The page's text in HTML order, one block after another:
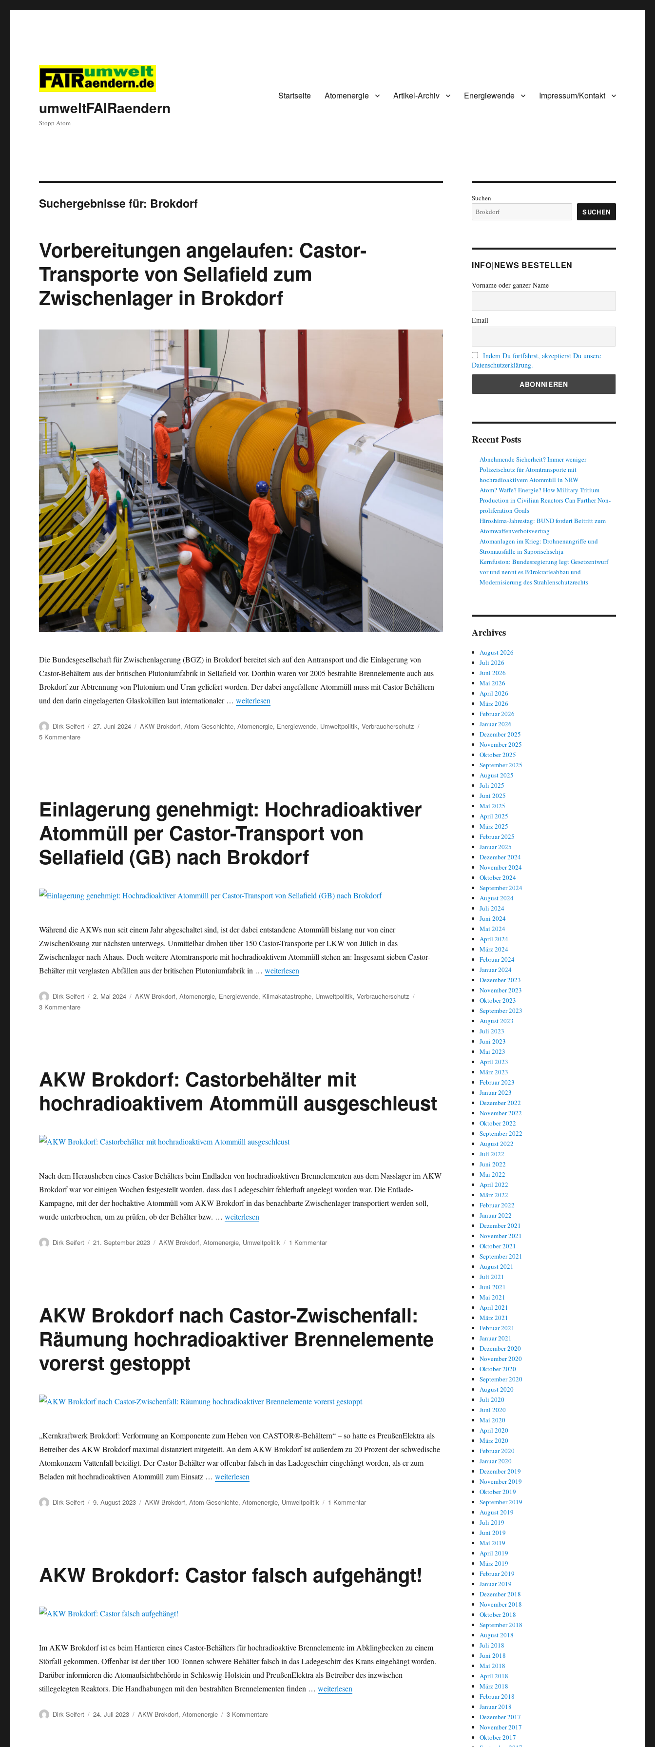
umweltFAIRaendern
Stopp Atom
Startseite Atomenergie Artikel-Archiv Energiewende Impressum/Kontakt
Suchergebnisse für: Brokdorf
Vorbereitungen angelaufen: Castor-
Transporte von Sellafield zum
Zwischenlager in Brokdorf
Die Bundesgesellschaft für Zwischenlagerung (BGZ) in Brokdorf bereitet sich auf den Antransport und die Einlagerung von
Castor-Behältern aus der britischen Plutoniumfabrik in Sellafield vor. Dorthin waren vor 2005 bestrahlte Brennelemente auch aus
Brokdorf zur Abtrennung von Plutonium und Uran geliefert worden. Der dabei angefallene Atommüll muss mit Castor-Behältern
und den darin eingelagerten Glaskokillen laut internationaler …„Vorbereitungen angelaufen: Castor-Transporte von Sellafield zum Zwischenlager in Brokdorf“
weiterlesen
Autor
Dirk Seifert
Veröffentlicht
27. Juni 2024 Kategorien
AKW Brokdorf,Atom-Geschichte,Atomenergie, Energiewende, Umweltpolitik,Verbraucherschutz
5 Kommentarezu
zum
Zwischenlager
in
Brokdorf
Einlagerung genehmigt: Hochradioaktiver
Atommüll per Castor-Transport von
Sellafield (GB) nach Brokdorf
Während die AKWs nun seit einem Jahr abgeschaltet sind, ist der dabei entstandene Atommüll bislang nur von einer
Zwischenlösung zur nächsten unterwegs. Unmittelbar drohen über 150 Castor-Transporte per LKW von Jülich in das
Zwischenlager nach Ahaus. Doch weitere Atomtransporte mit hochradioaktivem Atommüll stehen an: Insgesamt sieben Castor-
Behälter mit verglasten Abfällen aus der britischen Plutoniumfabrik in …„Einlagerung genehmigt: Hochradioaktiver Atommüll per Castor-Transport von Sellafield (GB) nach Brokdorf“
weiterlesen
Autor
Dirk Seifert
Veröffentlicht
2. Mai 2024 Kategorien
AKW Brokdorf,Atomenergie, Energiewende, Klimakatastrophe, Umweltpolitik,Verbraucherschutz
3 Kommentarezu
Transport
von
Sellafield
(GB)
AKW Brokdorf: Castorbehälter mit
hochradioaktivem Atommüll ausgeschleust
Nach dem Herausheben eines Castor-Behälters beim Endladen von hochradioaktiven Brennelementen aus dem Nasslager im AKW
Brokdorf war vor einigen Wochen festgestellt worden, dass das Ladegeschirr fehlerhaft angelegt worden war. Die Entlade-
Kampagne, mit der der hochaktive Atommüll vom AKW Brokdorf in das benachbarte Zwischenlager transportiert werden soll,
wurde unterbrochen, um zu prüfen, ob der Behälter bzw. …„AKW Brokdorf: Castorbehälter mit hochradioaktivem Atommüll ausgeschleust“
weiterlesen
Autor
Dirk Seifert
Veröffentlicht
21. September 2023 Kategorien
AKW Brokdorf,Atomenergie, Umweltpolitik 1 Kommentarzu
ausgeschleust
AKW Brokdorf nach Castor-Zwischenfall:
Räumung hochradioaktiver Brennelemente
vorerst gestoppt
„Kernkraftwerk Brokdorf: Verformung an Komponente zum Heben von CASTOR®-Behältern“ – so hatte es PreußenElektra als
Betreiber des AKW Brokdorf maximal distanziert mitgeteilt. An dem AKW Brokdorf ist außerdem zu 20 Prozent der schwedische
Atomkonzern Vattenfall beteiligt. Der Castor-Behälter war offenbar falsch in das Ladegeschirr eingehängt worden, als er zum
Beladen mit hochradioaktiven Atommüll zum Einsatz …„AKW Brokdorf nach Castor-Zwischenfall: Räumung hochradioaktiver Brennelemente vorerst gestoppt“
weiterlesen
Autor
Dirk Seifert
Veröffentlicht
9. August 2023 Kategorien
AKW Brokdorf,Atom-Geschichte,Atomenergie, Umweltpolitik 1 Kommentarzu
hochradioaktiver
Brennelemente
AKW Brokdorf: Castor falsch aufgehängt!
Im AKW Brokdorf ist es beim Hantieren eines Castor-Behälters für hochradioaktive Brennelemente im Abklingbecken zu einem
Störfall gekommen. Offenbar ist der über 100 Tonnen schwere Behälter falsch in das Ladegeschirr des Krans eingehängt worden.
Darüber informieren die Atomaufsichtbehörde in Schleswig-Holstein und PreußenElektra als Betreiber des inzwischen
stillegelegten Reaktors. Die Handhabungen mit den bestrahlten Brennelementen finden …„AKW Brokdorf: Castor falsch aufgehängt!“
weiterlesen
Autor
Dirk Seifert
Veröffentlicht
24. Juli 2023 Kategorien
AKW Brokdorf,Atomenergie 3 Kommentarezu
Suchen
SUCHEN
INFO|NEWS BESTELLEN
Vorname oder ganzer Name
Email
Indem Du fortfährst, akzeptierst Du unsere
Datenschutzerklärung.
Recent Posts
Abnehmende Sicherheit? Immer weniger
Polizeischutz für Atomtransporte mit
hochradioaktivem Atommüll in NRW
Atom? Waffe? Energie? How Military Tritium
Production in Civilian Reactors Can Further Non-
proliferation Goals
Hiroshima-Jahrestag: BUND fordert Beitritt zum
Atomwaffenverbotsvertrag
Atomanlagen im Krieg: Drohnenangriffe und
Stromausfälle in Saporischschja
Kernfusion: Bundesregierung legt Gesetzentwurf
vor und nennt es Bürokratieabbau und
Modernisierung des Strahlenschutzrechts
Archives
August 2026
Juli 2026
Juni 2026
Mai 2026
April 2026
März 2026
Februar 2026
Januar 2026
Dezember 2025
November 2025
Oktober 2025
September 2025
August 2025
Juli 2025
Juni 2025
Mai 2025
April 2025
März 2025
Februar 2025
Januar 2025
Dezember 2024
November 2024
Oktober 2024
September 2024
August 2024
Juli 2024
Juni 2024
Mai 2024
April 2024
März 2024
Februar 2024
Januar 2024
Dezember 2023
November 2023
Oktober 2023
September 2023
August 2023
Juli 2023
Juni 2023
Mai 2023
April 2023
März 2023
Februar 2023
Januar 2023
Dezember 2022
November 2022
Oktober 2022
September 2022
August 2022
Juli 2022
Juni 2022
Mai 2022
April 2022
März 2022
Februar 2022
Januar 2022
Dezember 2021
November 2021
Oktober 2021
September 2021
August 2021
Juli 2021
Juni 2021
Mai 2021
April 2021
März 2021
Februar 2021
Januar 2021
Dezember 2020
November 2020
Oktober 2020
September 2020
August 2020
Juli 2020
Juni 2020
Mai 2020
April 2020
März 2020
Februar 2020
Januar 2020
Dezember 2019
November 2019
Oktober 2019
September 2019
August 2019
Juli 2019
Juni 2019
Mai 2019
April 2019
März 2019
Februar 2019
Januar 2019
Dezember 2018
November 2018
Oktober 2018
September 2018
August 2018
Juli 2018
Juni 2018
Mai 2018
April 2018
März 2018
Februar 2018
Januar 2018
Dezember 2017
November 2017
Oktober 2017